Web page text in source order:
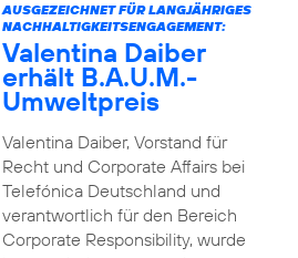
AUSGEZEICHNET FÜR LANGJÄHRIGES
NACHHALTIGKEITSENGAGEMENT:
Valentina Daiber
erhält B.A.U.M.-
Umweltpreis
Valentina Daiber, Vorstand für
Recht und Corporate Affairs bei
Telefónica Deutschland und
verantwortlich für den Bereich
Corporate Responsibility, wurde